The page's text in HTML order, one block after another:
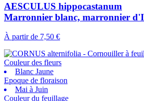
AESCULUS hippocastanum
Marronnier blanc, marronnier
À partir de 7,50 €
Couleur des fleurs
Blanc Jaune
Epoque de floraison
Mai à Juin
Couleur du feuillage